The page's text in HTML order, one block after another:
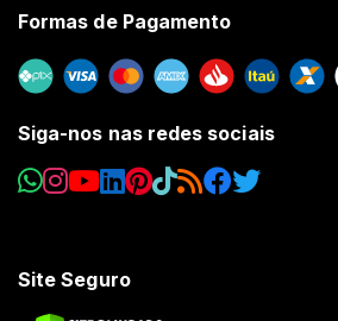
Formas de Pagamento
Siga-nos nas redes sociais
Site Seguro